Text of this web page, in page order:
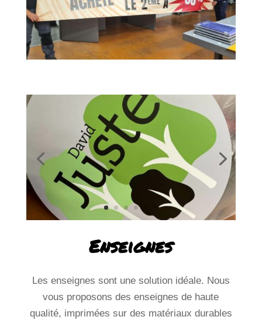
Les enseignes sont une solution idéale. Nous
vous proposons des enseignes de haute
qualité, imprimées sur des matériaux durables